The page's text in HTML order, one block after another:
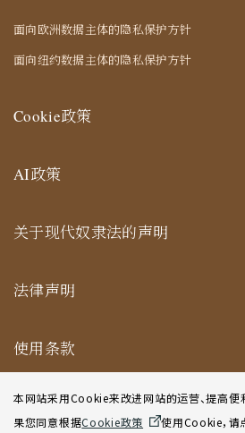
面向欧洲数据主体的隐私保护方针
面向纽约数据主体的隐私保护方针
Cookie政策
AI政策
关于现代奴隶法的声明
法律声明
使用条款
本网站采用Cookie来改进网站的运营、提高便
果您同意根据Cookie政策 使用Cookie，请